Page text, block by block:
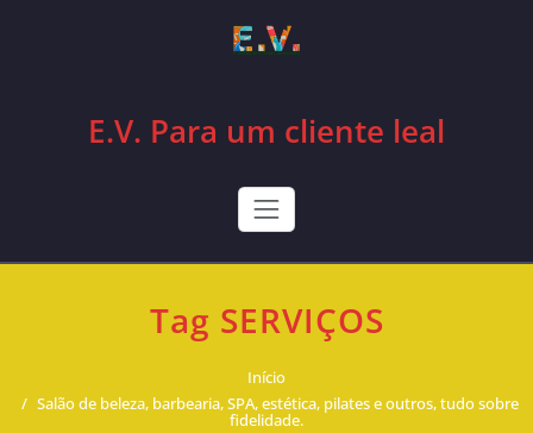
E.V. Para um cliente leal
Tag SERVIÇOS
Início
Salão de beleza, barbearia, SPA, estética, pilates e outros, tudo sobre
fidelidade.